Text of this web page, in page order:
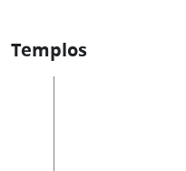
Templos